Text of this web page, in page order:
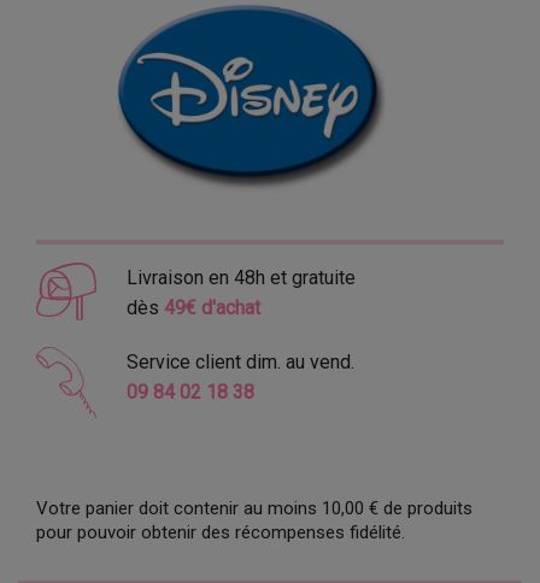
Livraison en 48h et gratuite
dès 49€ d'achat
Service client dim. au vend.
09 84 02 18 38
Votre panier doit contenir au moins 10,00 € de produits
pour pouvoir obtenir des récompenses fidélité.